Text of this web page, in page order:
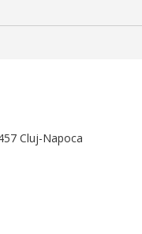
Cluj-Napoca